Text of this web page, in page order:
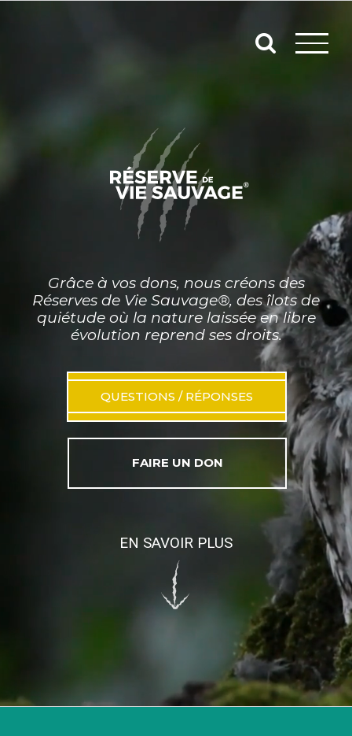
Grâce à vos dons, nous créons des
Réserves de Vie Sauvage®, des îlots de
quiétude où la nature laissée en libre
évolution reprend ses droits.
EN SAVOIR PLUS
FAIRE UN DON
QUESTIONS / RÉPONSES
DÉCOUVRIR LES RÉSERVES DE
VIE SAUVAGE®